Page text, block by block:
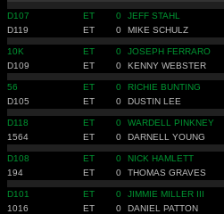
D107 ET 0 JEFF STAHL
D119
ET 0 MIKE SCHULZ
10K ET 0 JOSEPH FERRARO
D109
ET 0 KENNY WEBSTER
56 ET 0 RICHIE BUNTING
D105
ET 0 DUSTIN LEE
D118 ET 0 WARDELL PINKNEY
1564
ET 0 DARNELL YOUNG
D108 ET 0 NICK HAMLETT
194
ET 0 THOMAS GRAVES
D101 ET 0 JIMMIE MILLER III
1016
ET 0 DANIEL PATTON